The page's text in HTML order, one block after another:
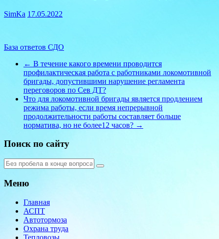
SimKa 17.05.2022
База ответов СДО
← В течение какого времени проводится
профилактическая работа с работниками локомотивной
бригады, допустившими нарушение регламента
переговоров по Сев ДТ?
Что для локомотивной бригады является продлением
режима работы, если время непрерывной
продолжительности работы составляет больше
норматива, но не более12 часов? →
Поиск по сайту
Меню
Главная
АСПТ
Автотормоза
Охрана труда
Тепловозы